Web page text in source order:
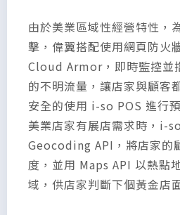
由於美業區域性經營特性，
擊，偉翼搭配使用網頁防火
Cloud Armor，即時監控並
的不明流量，讓店家與顧客
安全的使用 i-so POS 進行
美業店家有展店需求時，i-
Geocoding API，將店家的
度，並用 Maps API 以熱點
域，供店家判斷下個黃金店